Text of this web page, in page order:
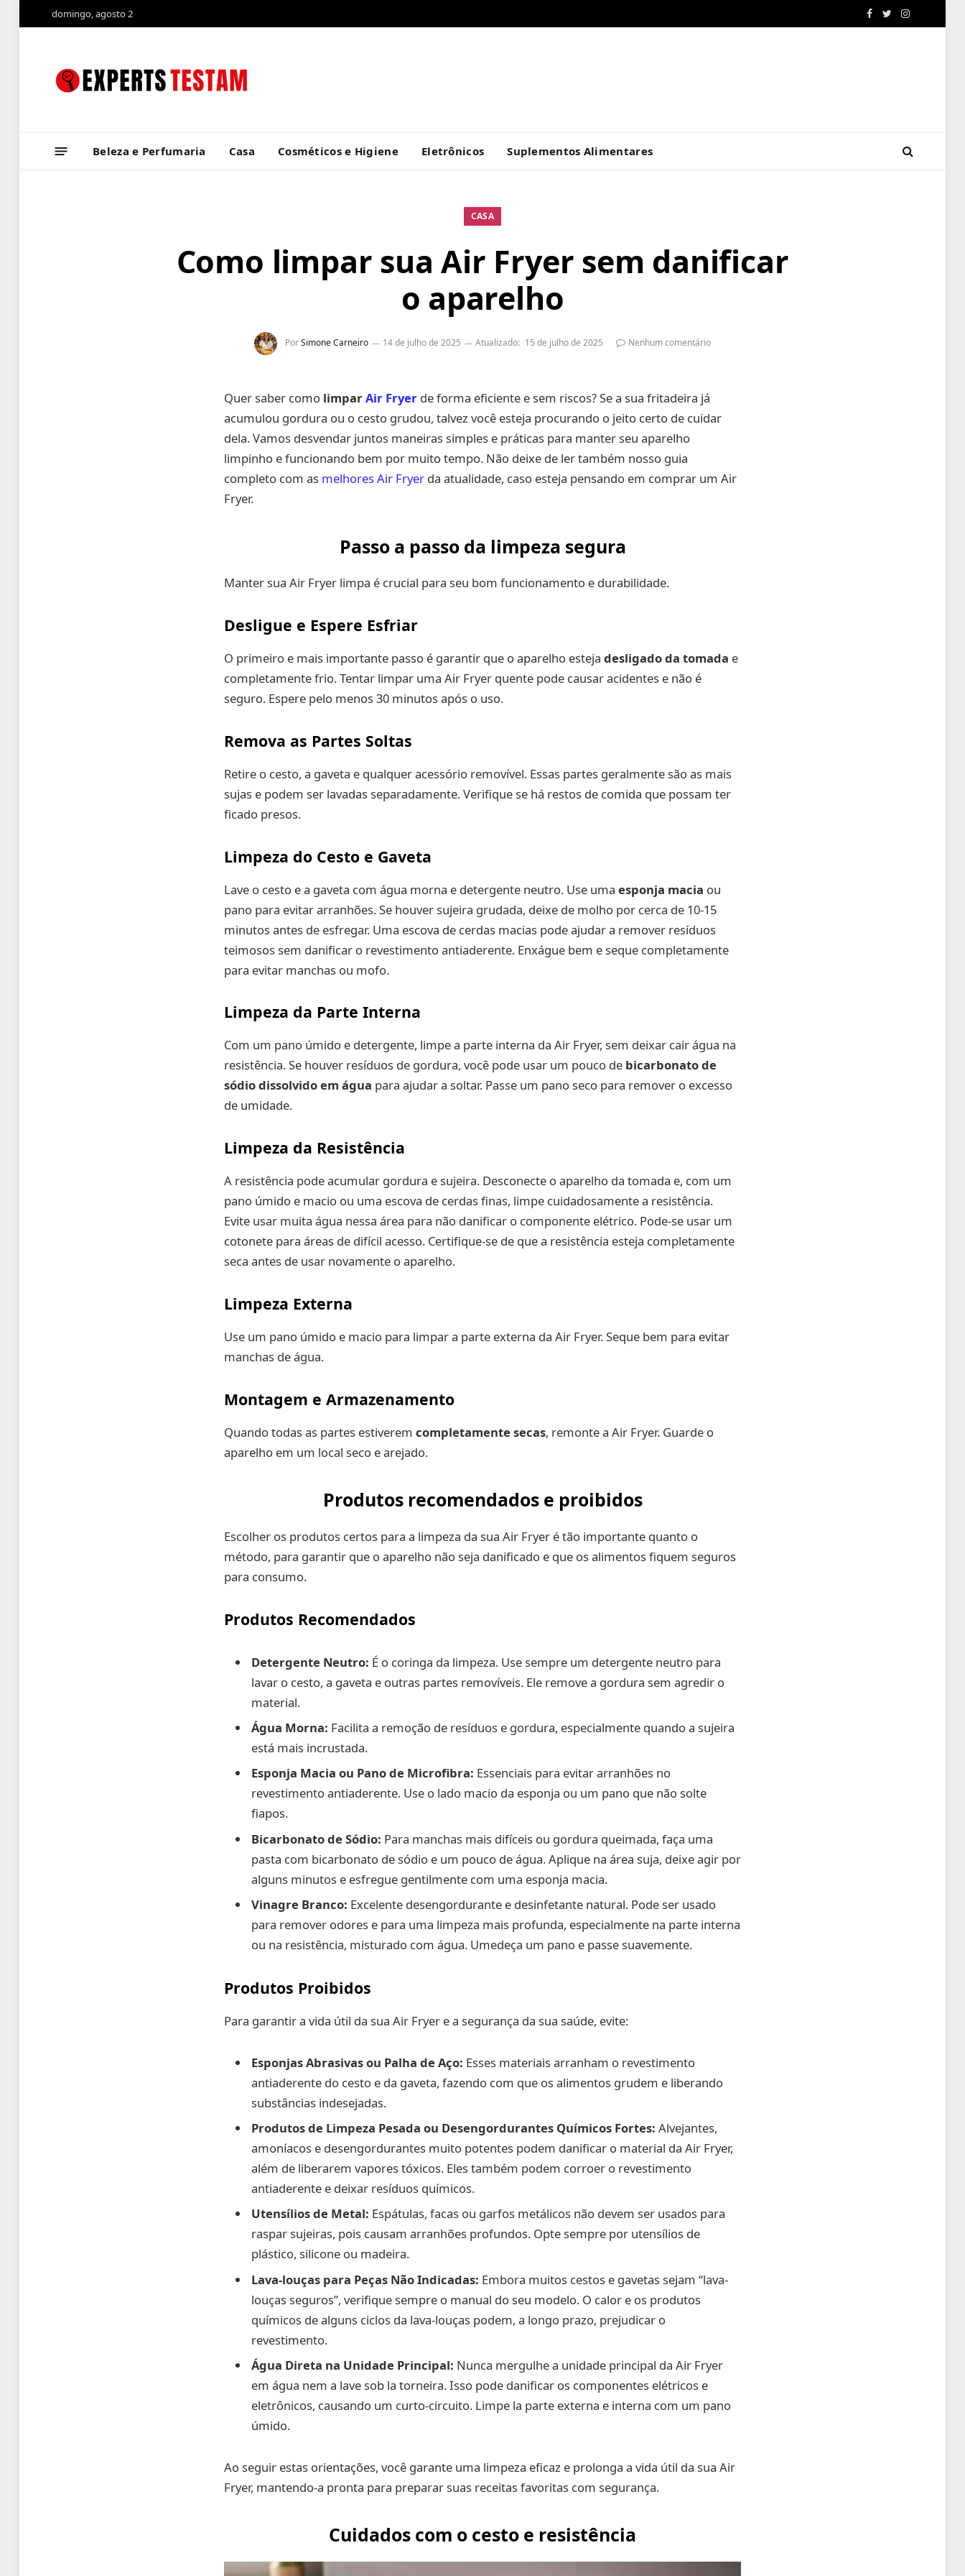
domingo, agosto 2 Facebook
TwitterInstagram
Beleza e Perfumaria Casa Cosméticos e Higiene Eletrônicos Suplementos Alimentares
CASA
Como limpar sua Air Fryer sem danificar
o aparelho
PorSimone Carneiro 14 de julho de 2025 Atualizado: 15 de julho de 2025 Nenhum comentário
Quer saber como limparAir Fryer de forma eficiente e sem riscos? Se a sua fritadeira já
acumulou gordura ou o cesto grudou, talvez você esteja procurando o jeito certo de cuidar
dela. Vamos desvendar juntos maneiras simples e práticas para manter seu aparelho
limpinho e funcionando bem por muito tempo. Não deixe de ler também nosso guia
completo com as melhores Air Fryer da atualidade, caso esteja pensando em comprar um Air
Fryer.
Passo a passo da limpeza segura
Manter sua Air Fryer limpa é crucial para seu bom funcionamento e durabilidade.
Desligue e Espere Esfriar
O primeiro e mais importante passo é garantir que o aparelho esteja desligado da tomada e
completamente frio. Tentar limpar uma Air Fryer quente pode causar acidentes e não é
seguro. Espere pelo menos 30 minutos após o uso.
Remova as Partes Soltas
Retire o cesto, a gaveta e qualquer acessório removível. Essas partes geralmente são as mais
sujas e podem ser lavadas separadamente. Verifique se há restos de comida que possam ter
ficado presos.
Limpeza do Cesto e Gaveta
Lave o cesto e a gaveta com água morna e detergente neutro. Use uma esponja macia ou
pano para evitar arranhões. Se houver sujeira grudada, deixe de molho por cerca de 10-15
minutos antes de esfregar. Uma escova de cerdas macias pode ajudar a remover resíduos
teimosos sem danificar o revestimento antiaderente. Enxágue bem e seque completamente
para evitar manchas ou mofo.
Limpeza da Parte Interna
Com um pano úmido e detergente, limpe a parte interna da Air Fryer, sem deixar cair água na
resistência. Se houver resíduos de gordura, você pode usar um pouco de bicarbonato de
sódio dissolvido em água para ajudar a soltar. Passe um pano seco para remover o excesso
de umidade.
Limpeza da Resistência
A resistência pode acumular gordura e sujeira. Desconecte o aparelho da tomada e, com um
pano úmido e macio ou uma escova de cerdas finas, limpe cuidadosamente a resistência.
Evite usar muita água nessa área para não danificar o componente elétrico. Pode-se usar um
cotonete para áreas de difícil acesso. Certifique-se de que a resistência esteja completamente
seca antes de usar novamente o aparelho.
Limpeza Externa
Use um pano úmido e macio para limpar a parte externa da Air Fryer. Seque bem para evitar
manchas de água.
Montagem e Armazenamento
Quando todas as partes estiverem completamente secas, remonte a Air Fryer. Guarde o
aparelho em um local seco e arejado.
Produtos recomendados e proibidos
Escolher os produtos certos para a limpeza da sua Air Fryer é tão importante quanto o
método, para garantir que o aparelho não seja danificado e que os alimentos fiquem seguros
para consumo.
Produtos Recomendados
Detergente Neutro: É o coringa da limpeza. Use sempre um detergente neutro para
lavar o cesto, a gaveta e outras partes removíveis. Ele remove a gordura sem agredir o
material.
Água Morna: Facilita a remoção de resíduos e gordura, especialmente quando a sujeira
está mais incrustada.
Esponja Macia ou Pano de Microfibra: Essenciais para evitar arranhões no
revestimento antiaderente. Use o lado macio da esponja ou um pano que não solte
fiapos.
Bicarbonato de Sódio: Para manchas mais difíceis ou gordura queimada, faça uma
pasta com bicarbonato de sódio e um pouco de água. Aplique na área suja, deixe agir por
alguns minutos e esfregue gentilmente com uma esponja macia.
Vinagre Branco: Excelente desengordurante e desinfetante natural. Pode ser usado
para remover odores e para uma limpeza mais profunda, especialmente na parte interna
ou na resistência, misturado com água. Umedeça um pano e passe suavemente.
Produtos Proibidos
Para garantir a vida útil da sua Air Fryer e a segurança da sua saúde, evite:
Esponjas Abrasivas ou Palha de Aço: Esses materiais arranham o revestimento
antiaderente do cesto e da gaveta, fazendo com que os alimentos grudem e liberando
substâncias indesejadas.
Produtos de Limpeza Pesada ou Desengordurantes Químicos Fortes: Alvejantes,
amoníacos e desengordurantes muito potentes podem danificar o material da Air Fryer,
além de liberarem vapores tóxicos. Eles também podem corroer o revestimento
antiaderente e deixar resíduos químicos.
Utensílios de Metal: Espátulas, facas ou garfos metálicos não devem ser usados para
raspar sujeiras, pois causam arranhões profundos. Opte sempre por utensílios de
plástico, silicone ou madeira.
Lava-louças para Peças Não Indicadas: Embora muitos cestos e gavetas sejam “lava-
louças seguros”, verifique sempre o manual do seu modelo. O calor e os produtos
químicos de alguns ciclos da lava-louças podem, a longo prazo, prejudicar o
revestimento.
Água Direta na Unidade Principal: Nunca mergulhe a unidade principal da Air Fryer
em água nem a lave sob la torneira. Isso pode danificar os componentes elétricos e
eletrônicos, causando um curto-circuito. Limpe la parte externa e interna com um pano
úmido.
Ao seguir estas orientações, você garante uma limpeza eficaz e prolonga a vida útil da sua Air
Fryer, mantendo-a pronta para preparar suas receitas favoritas com segurança.
Cuidados com o cesto e resistência